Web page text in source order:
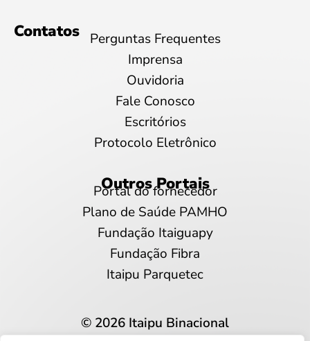
Contatos
Perguntas Frequentes
Imprensa
Ouvidoria
Fale Conosco
Escritórios
Protocolo Eletrônico
Outros Portais
Portal do fornecedor
Plano de Saúde PAMHO
Fundação Itaiguapy
Fundação Fibra
Itaipu Parquetec
© 2026 Itaipu Binacional